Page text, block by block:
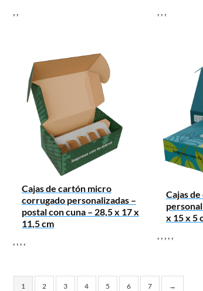
, ,
, , ,
Cajas de cartón micro
corrugado personalizadas –
postal con cuna – 28,5 x 17 x
11,5 cm
, , , ,
Cajas
x 15 x 5
, , , , ,
1 2 3 4 5 6 7 →